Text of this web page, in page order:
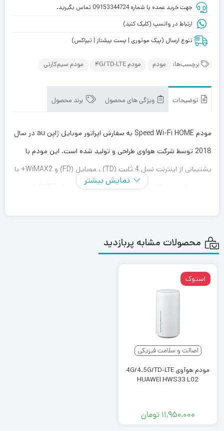
جهت خرید عمده با شماره 09153344724 تماس بگیرید.
ارتباط در واتسپ (کلیک کنید)
تنوع ارسال (پیک موتوری | پست پیشتاز | تیپاکس)
برچسب‌ها: مودم مودم 4G/TD-LTE مودم سیم‌کارتی
توضیحات ویژگی های محصول برند محصول
مودم Speed Wi-Fi HOME به سفارش اپراتور موبایل ژاپن au در سال
2018 توسط شرکت هواوی طراحی و تولید شده است. این مودم با
پشتیبانی از اینترنت نسل 4 ثابت (TD) ، موبایل (FD) و WiMAX2+ با
(Carrier Aggregation) از تجمیع چند کانال بطور همزمان برای
با فریمور اورجینال آنلاک هواوی امکان تطبیق و آپدیت خودکار پروتکل
های ارتباطی را داشته و کاربر می تواند بدون محدودیت از هر سیم
کارتی (سایز نانو) که آنتن دهی بهتری در محل مورد استفاده دارد نظیر
ایرانسل یا پیشگامان استفاده نماید.
این محصول در حد آکبند و با جعبه می باشد.
نمایش بیشتر
محصولات مشابه پربازدید
اصالت و سلامت فیزیکی
استوک
مودم هوآوی 4G/4.5G/TD-LTE
HUAWEI HWS33 L02
۱۱,۹۵۰,۰۰۰ تومان